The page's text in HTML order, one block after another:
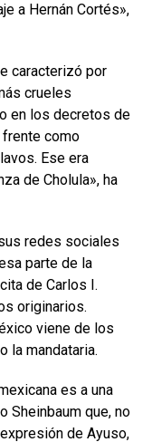
a Hernán Cortés»,
caracterizó por
crueles
en los decretos de
frente como
Ese era
de Cholula», ha
redes sociales
parte de la
de Carlos I.
originarios.
viene de los
la mandataria.
es a una
Sheinbaum que, no
de Ayuso,